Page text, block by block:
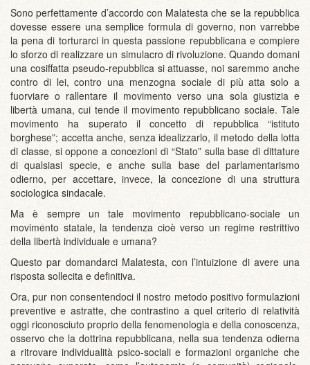
Sono perfettamente d’accordo con Malatesta che se la repubblica
dovesse essere una semplice formula di governo, non varrebbe
la pena di torturarci in questa passione repubblicana e compiere
lo sforzo di realizzare un simulacro di rivoluzione. Quando domani
una cosiffatta pseudo-repubblica si attuasse, noi saremmo anche
contro di lei, contro una menzogna sociale di più atta solo a
fuorviare o rallentare il movimento verso una sola giustizia e
libertà umana, cui tende il movimento repubblicano sociale. Tale
movimento ha superato il concetto di repubblica “istituto
borghese”; accetta anche, senza idealizzarlo, il metodo della lotta
di classe, si oppone a concezioni di “Stato” sulla base di dittature
di qualsiasi specie, e anche sulla base del parlamentarismo
odierno, per accettare, invece, la concezione di una struttura
sociologica sindacale.
Ma è sempre un tale movimento repubblicano-sociale un
movimento statale, la tendenza cioè verso un regime restrittivo
della libertà individuale e umana?
Questo par domandarci Malatesta, con l’intuizione di avere una
risposta sollecita e definitiva.
Ora, pur non consentendoci il nostro metodo positivo formulazioni
preventive e astratte, che contrastino a quel criterio di relatività
oggi riconosciuto proprio della fenomenologia e della conoscenza,
osservo che la dottrina repubblicana, nella sua tendenza odierna
a ritrovare individualità psico-sociali e formazioni organiche che